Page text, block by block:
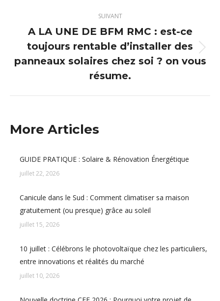
SUIVANT
Article
suivant
:
A LA UNE DE BFM RMC : est-ce
toujours rentable d’installer des
panneaux solaires chez soi ? on vous
résume.
More Articles
GUIDE PRATIQUE : Solaire & Rénovation Énergétique
juillet 22, 2026
Canicule dans le Sud : Comment climatiser sa maison
gratuitement (ou presque) grâce au soleil
juillet 15, 2026
10 juillet : Célébrons le photovoltaïque chez les particuliers,
entre innovations et réalités du marché
juillet 10, 2026